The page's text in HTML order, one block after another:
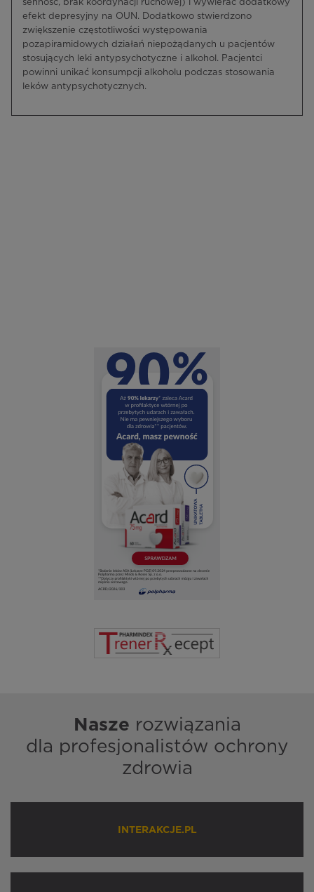
senność, brak koordynacji ruchowej) i wywierać dodatkowy
efekt depresyjny na OUN. Dodatkowo stwierdzono
zwiększenie częstotliwości występowania
pozapiramidowych działań niepożądanych u pacjentów
stosujących leki antypsychotyczne i alkohol. Pacjentci
powinni unikać konsumpcji alkoholu podczas stosowania
leków antypsychotycznych.
Nasze rozwiązania
dla profesjonalistów ochrony
zdrowia
INTERAKCJE.PL